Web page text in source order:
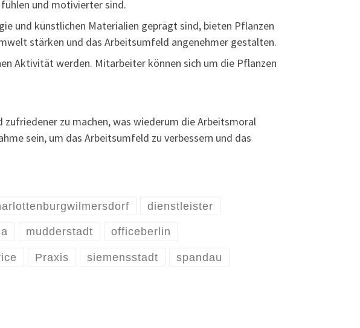
und motivierter sind.
und künstlichen Materialien geprägt sind, bieten Pflanzen
stärken und das Arbeitsumfeld angenehmer gestalten.
Aktivität werden. Mitarbeiter können sich um die Pflanzen
zu machen, was wiederum die Arbeitsmoral
sein, um das Arbeitsumfeld zu verbessern und das
dienstleister
mudderstadt officeberlin
Praxis siemensstadt spandau